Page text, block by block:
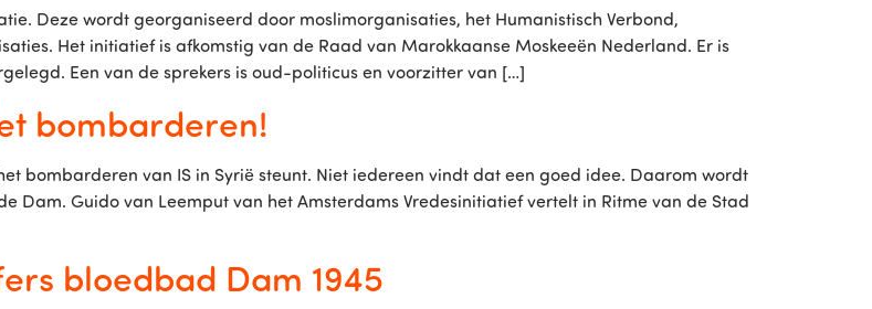
Deze wordt georganiseerd door moslimorganisaties, het Humanistisch Verbond,
Het initiatief is afkomstig van de Raad van Marokkaanse Moskeeën Nederland. Er is
Een van de sprekers is oud-politicus en voorzitter van […]
bombarderen!
bombarderen van IS in Syrië steunt. Niet iedereen vindt dat een goed idee. Daarom wordt
Dam. Guido van Leemput van het Amsterdams Vredesinitiatief vertelt in Ritme van de Stad
bloedbad Dam 1945